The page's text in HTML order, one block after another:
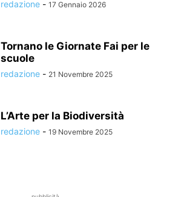
redazione - 17 Gennaio 2026
Tornano le Giornate Fai per le
scuole
redazione - 21 Novembre 2025
L’Arte per la Biodiversità
redazione - 19 Novembre 2025